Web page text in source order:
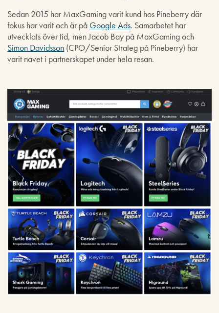
Sedan 2015 har MaxGaming varit kund hos Pineberry där
fokus har varit och är på Google Ads. Samarbetet har
utvecklats över tid, men Jacob Bay på MaxGaming och
Simon Davidsson (CPO/Senior Strateg på Pineberry) har
varit navet i partnerskapet under hela resan.